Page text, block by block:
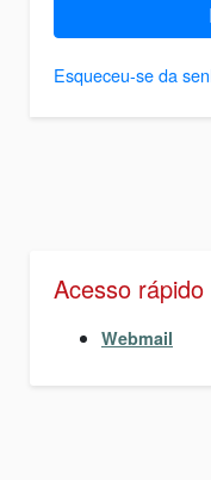
Esqueceu-se da
Acesso rápido
Webmail